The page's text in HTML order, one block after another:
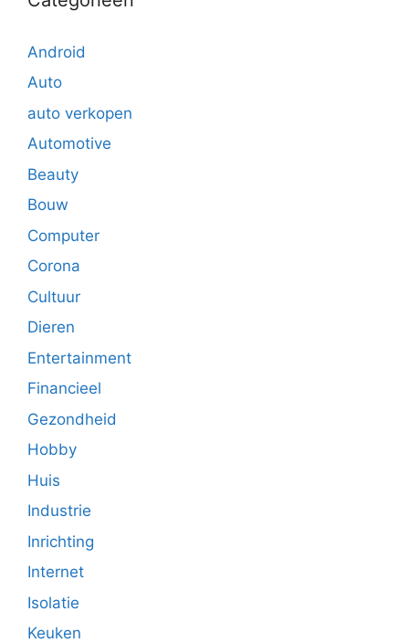
Android
Auto
auto verkopen
Automotive
Beauty
Bouw
Computer
Corona
Cultuur
Dieren
Entertainment
Financieel
Gezondheid
Hobby
Huis
Industrie
Inrichting
Internet
Isolatie
Keuken